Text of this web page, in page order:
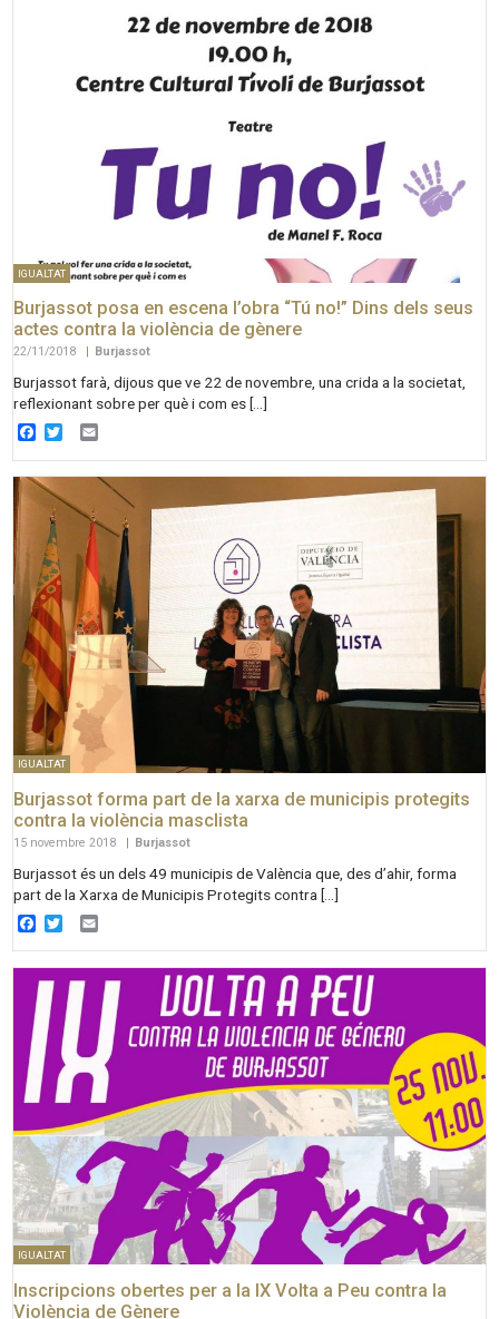
IGUALTAT
Burjassot posa en escena l’obra “Tú no!” Dins dels seus
actes contra la violència de gènere
22/11/2018 Burjassot
Burjassot farà, dijous que ve 22 de novembre, una crida a la societat,
reflexionant sobre per què i com es […]
Facebook
Twitter
IGUALTAT
Burjassot forma part de la xarxa de municipis protegits
contra la violència masclista
15 novembre 2018 Burjassot
Burjassot és un dels 49 municipis de València que, des d’ahir, forma
part de la Xarxa de Municipis Protegits contra […]
Facebook
Twitter
IGUALTAT
Inscripcions obertes per a la IX Volta a Peu contra la
Violència de Gènere